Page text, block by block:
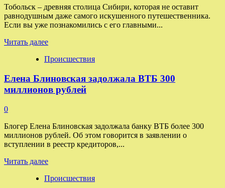
Тобольск – древняя столица Сибири, которая не оставит
равнодушным даже самого искушенного путешественника.
Если вы уже познакомились с его главными...
Читать далееПрочитать
о
альтернативный
маршрут
по
Сибири
Происшествия
Елена Блиновская задолжала ВТБ 300
миллионов рублей
0
Блогер Елена Блиновская задолжала банку ВТБ более 300
миллионов рублей. Об этом говорится в заявлении о
вступлении в реестр кредиторов,...
Читать далееПрочитать
о
Происшествия